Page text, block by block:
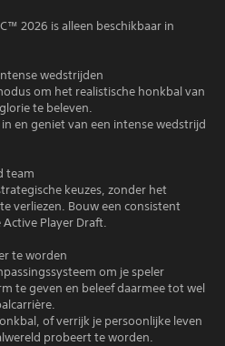
2026 is alleen beschikbaar in
wedstrijden
om het realistische honkbal van
te beleven.
en geniet van een intense wedstrijd
team
keuzes, zonder het
verliezen. Bouw een consistent
Player Draft.
te worden
om je speler
te geven en beleef daarmee tot wel
of verrijk je persoonlijke leven
probeert te worden.